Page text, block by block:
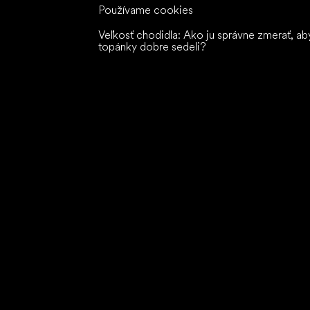
Používame cookies
Veľkosť chodidla: Ako ju správne zmerať,
topánky dobre sedeli?